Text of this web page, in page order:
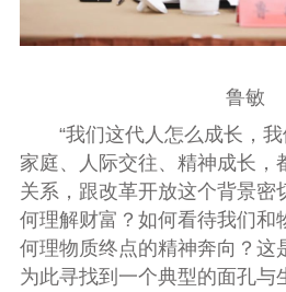
鲁敏
“我们这代人怎么成长，我
家庭、人际交往、精神成长，
关系，跟改革开放这个背景密
何理解财富？如何看待我们和
何理物质终点的精神奔向？这
为此寻找到一个典型的面孔与